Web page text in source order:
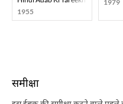
1955
1979
समीक्षा